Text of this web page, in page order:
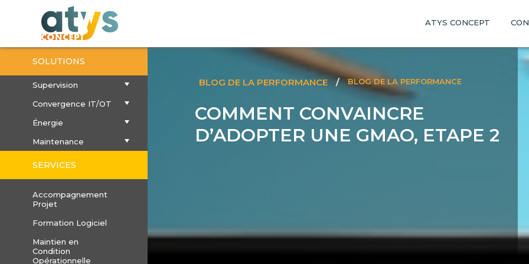
ATYS CONCEPT
SOLUTIONS
Supervision
Convergence IT/OT
Énergie
Maintenance
SERVICES
Accompagnement
Projet
Formation Logiciel
Maintien en
Condition
Opérationnelle
BLOG DE LA PERFORMANCE / BLOG DE LA PERFORMANCE
COMMENT CONVAINCRE
D’ADOPTER UNE GMAO, ETAPE 2